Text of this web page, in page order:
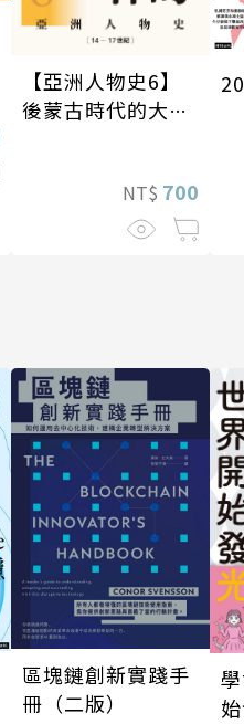
【亞洲人物史6】
後蒙古時代的大陸
NT$ 700
區塊鏈創新實踐手
冊（二版）